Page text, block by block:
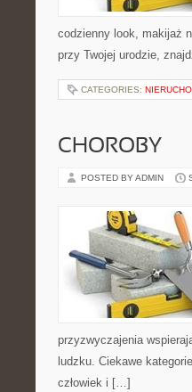
codzienny look, makijaż
przy Twojej urodzie,
CATEGORIES:
CHOROBY
POSTED BY ADMIN
przyzwyczajenia
ludzku. Ciekawe
człowiek i […]